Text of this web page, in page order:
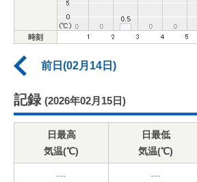
時刻
前日(02月14日)
記録 (2026年02月15日)
日最高
気温(℃)
日最低
気温(℃)
--- ---